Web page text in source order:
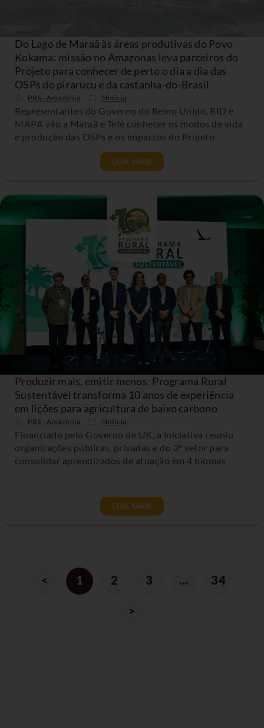
Do Lago de Maraã às áreas produtivas do Povo
Kokama: missão no Amazonas leva parceiros do
Projeto para conhecer de perto o dia a dia das
OSPs do pirarucu e da castanha-do-Brasil
PRS - Amazônia Noticia
Representantes do Governo do Reino Unido, BID e
MAPA vão a Maraã e Tefé conhecer os modos de vida
e produção das OSPs e os impactos do Projeto
LEIA MAIS
Produzir mais, emitir menos: Programa Rural
Sustentável transforma 10 anos de experiência
em lições para agricultura de baixo carbono
PRS - Amazônia Noticia
Financiado pelo Governo de UK, a iniciativa reuniu
organizações públicas, privadas e do 3º setor para
consolidar aprendizados de atuação em 4 biomas
LEIA MAIS
< 1 2 3 … 34
>